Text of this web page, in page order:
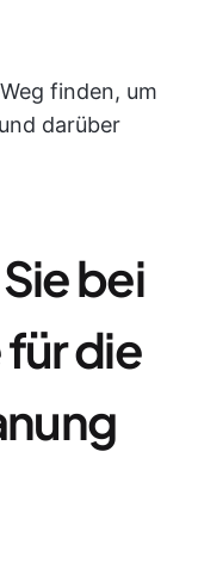
finden, um
darüber
bei
die